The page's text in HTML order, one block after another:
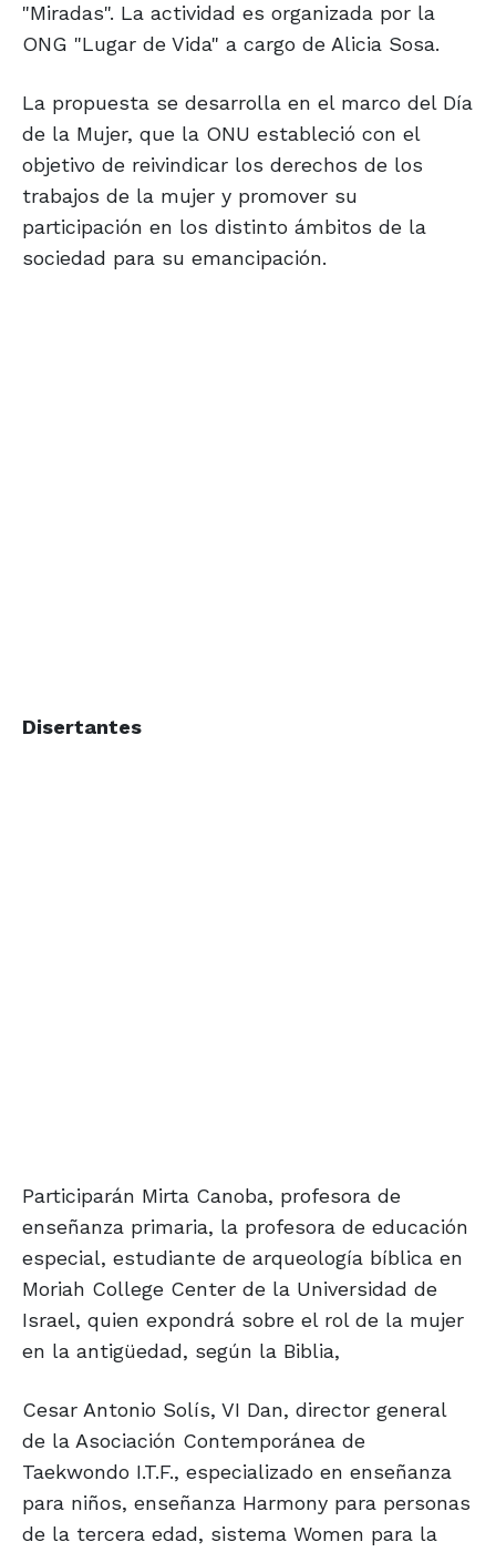
"Miradas". La actividad es organizada por la
ONG "Lugar de Vida" a cargo de Alicia Sosa.
La propuesta se desarrolla en el marco del Día
de la Mujer, que la ONU estableció con el
objetivo de reivindicar los derechos de los
trabajos de la mujer y promover su
participación en los distinto ámbitos de la
sociedad para su emancipación.
Disertantes
Participarán Mirta Canoba, profesora de
enseñanza primaria, la profesora de educación
especial, estudiante de arqueología bíblica en
Moriah College Center de la Universidad de
Israel, quien expondrá sobre el rol de la mujer
en la antigüedad, según la Biblia,
Cesar Antonio Solís, VI Dan, director general
de la Asociación Contemporánea de
Taekwondo I.T.F., especializado en enseñanza
para niños, enseñanza Harmony para personas
de la tercera edad, sistema Women para la